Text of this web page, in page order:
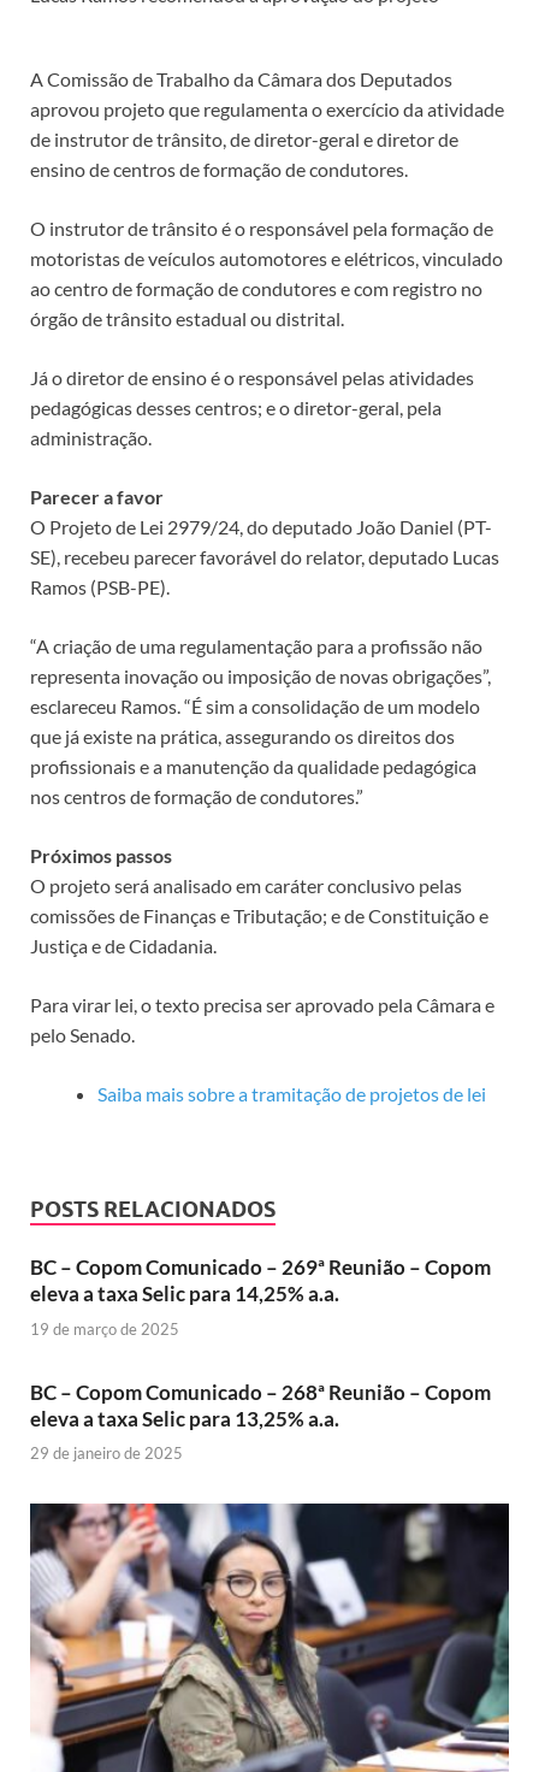
A Comissão de Trabalho da Câmara dos Deputados
aprovou projeto que regulamenta o exercício da atividade
de instrutor de trânsito, de diretor-geral e diretor de
ensino de centros de formação de condutores.
O instrutor de trânsito é o responsável pela formação de
motoristas de veículos automotores e elétricos, vinculado
ao centro de formação de condutores e com registro no
órgão de trânsito estadual ou distrital.
Já o diretor de ensino é o responsável pelas atividades
pedagógicas desses centros; e o diretor-geral, pela
administração.
Parecer a favor
O Projeto de Lei 2979/24, do deputado João Daniel (PT-
SE), recebeu parecer favorável do relator, deputado Lucas
Ramos (PSB-PE).
“A criação de uma regulamentação para a profissão não
representa inovação ou imposição de novas obrigações”,
esclareceu Ramos. “É sim a consolidação de um modelo
que já existe na prática, assegurando os direitos dos
profissionais e a manutenção da qualidade pedagógica
nos centros de formação de condutores.”
Próximos passos
O projeto será analisado emcaráter conclusivo pelas
comissões de Finanças e Tributação; e de Constituição e
Justiça e de Cidadania.
Para virar lei, o texto precisa ser aprovado pela Câmara e
pelo Senado.
Saiba mais sobre a tramitação de projetos de lei
POSTS RELACIONADOS
BC – Copom Comunicado – 269ª Reunião – Copom
eleva a taxa Selic para 14,25% a.a.
19 de março de 2025
BC – Copom Comunicado – 268ª Reunião – Copom
eleva a taxa Selic para 13,25% a.a.
29 de janeiro de 2025